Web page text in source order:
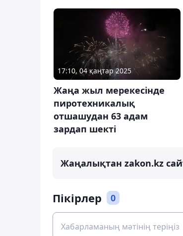
17:10, 04 қаңтар 2025
Жаңа жыл мерекесінде
пиротехникалық
отшашудан 63 адам
зардап шекті
Жаңалықтан zakon.kz
Пікірлер 0